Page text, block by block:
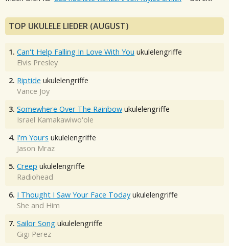
TOP UKULELE LIEDER (AUGUST)
1. Can't Help Falling In Love With You ukulelengriffe
Elvis Presley
2. Riptide ukulelengriffe
Vance Joy
3. Somewhere Over The Rainbow ukulelengriffe
Israel Kamakawiwo'ole
4. I'm Yours ukulelengriffe
Jason Mraz
5. Creep ukulelengriffe
Radiohead
6. I Thought I Saw Your Face Today ukulelengriffe
She and Him
7. Sailor Song ukulelengriffe
Gigi Perez